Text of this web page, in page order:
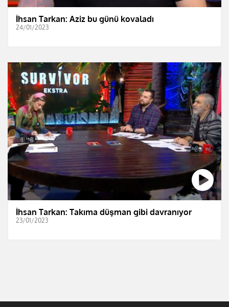
İhsan Tarkan: Aziz bu günü kovaladı
24/01/2023
İhsan Tarkan: Takıma düşman gibi davranıyor
23/01/2023